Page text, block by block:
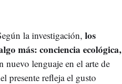
la investigación, los
más: conciencia ecológica,
nuevo lenguaje en el arte de
presente refleja el gusto